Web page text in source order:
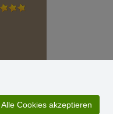
Alle Cookies akzeptieren